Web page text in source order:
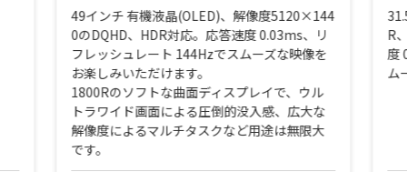
49インチ 有機液晶(OLED)、解像度5120×144
0のDQHD、HDR対応。応答速度 0.03ms、リ
フレッシュレート 144Hzでスムーズな映像を
お楽しみいただけます。
1800Rのソフトな曲面ディスプレイで、ウル
トラワイド画面による圧倒的没入感、広大な
解像度によるマルチタスクなど用途は無限大
です。
R
度
ム